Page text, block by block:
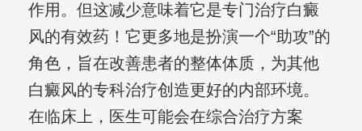
作用。但这减少意味着它是专门治疗白癜
风的有效药！它更多地是扮演一个“助攻”的
角色，旨在改善患者的整体体质，为其他
白癜风的专科治疗创造更好的内部环境。
在临床上，医生可能会在综合治疗方案